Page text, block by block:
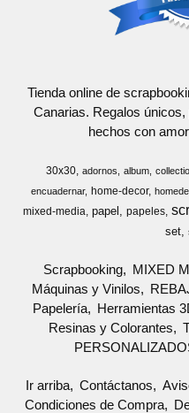
Tienda online de
Canarias. Regalos
hechos con
30x30 adornos album
encuadernar home-decor
mixed-media papel papeles
set
Scrapbooking MIXED
Máquinas y Vinilos
Papelería
Herramientas
Resinas y Colorantes
Ir arriba Contáctanos
Condiciones de Compra